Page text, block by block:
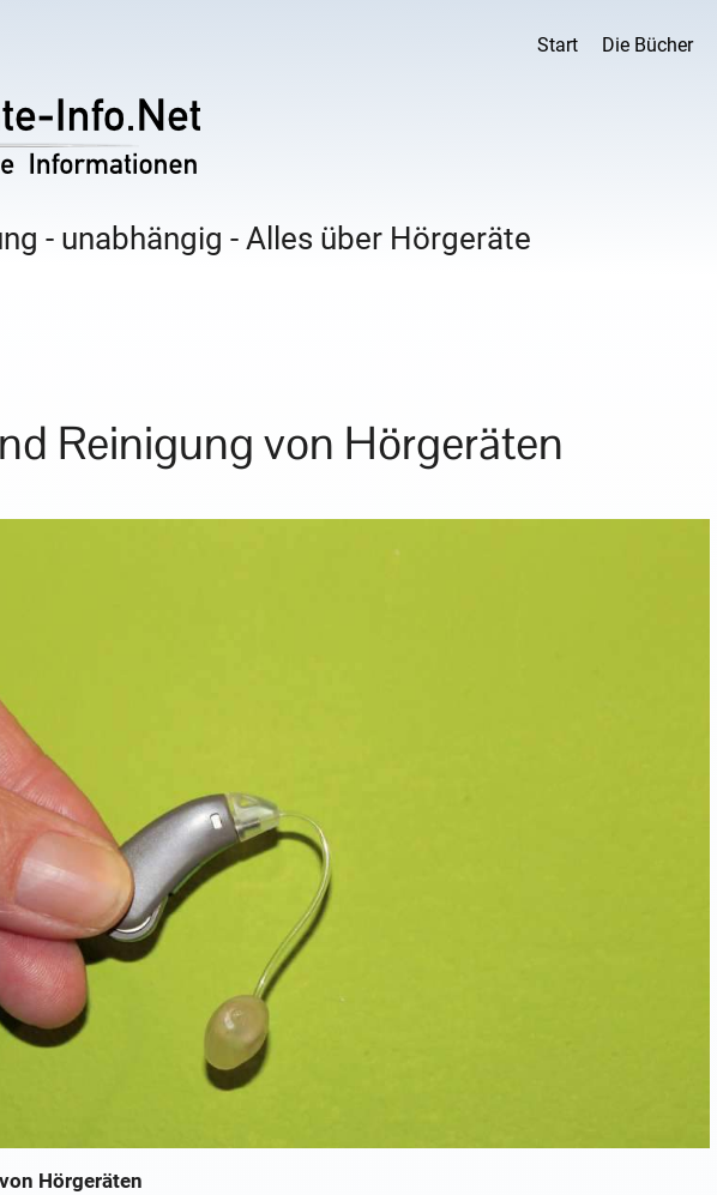
Start Die Bücher
- unabhängig - Alles über Hörgeräte
Reinigung von Hörgeräten
Hörgeräten